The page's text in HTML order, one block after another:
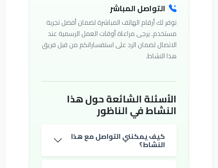
التواصل المباشر
نوفر لك أرقام الهاتف المباشرة لضمان أفضل تجربة
مستخدم. يرجى مراعاة أوقات العمل الرسمية عند
الاتصال لضمان الرد على استفساراتكم من قبل فريق
هذا النشاط.
الأسئلة الشائعة حول هذا
النشاط في الناظور
كيف يمكنني التواصل مع هذا
النشاط؟